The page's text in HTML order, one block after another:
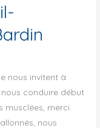
nous invitent à
conduire début
musclées, merci
nous